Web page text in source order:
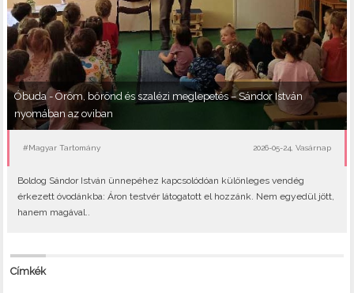
Óbuda - Öröm, bőrönd és szalézi meglepetés – Sándor István
nyomában az oviban
#Magyar Tartomány 2026-05-24, Vasárnap
Boldog Sándor István ünnepéhez kapcsolódóan különleges vendég
érkezett óvodánkba: Áron testvér látogatott el hozzánk. Nem egyedül jött,
hanem magával..
Címkék